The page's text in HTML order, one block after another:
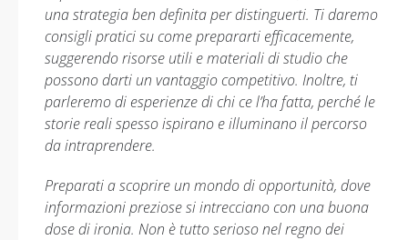
una strategia ben definita per distinguerti. Ti daremo
consigli pratici su come prepararti efficacemente,
suggerendo risorse utili e materiali di studio che
possono darti un vantaggio competitivo. Inoltre, ti
parleremo di esperienze di chi ce l’ha fatta, perché le
storie reali spesso ispirano e illuminano il percorso
da intraprendere.
Preparati a scoprire un mondo di opportunità, dove
informazioni preziose si intrecciano con una buona
dose di ironia. Non è tutto serioso nel regno dei